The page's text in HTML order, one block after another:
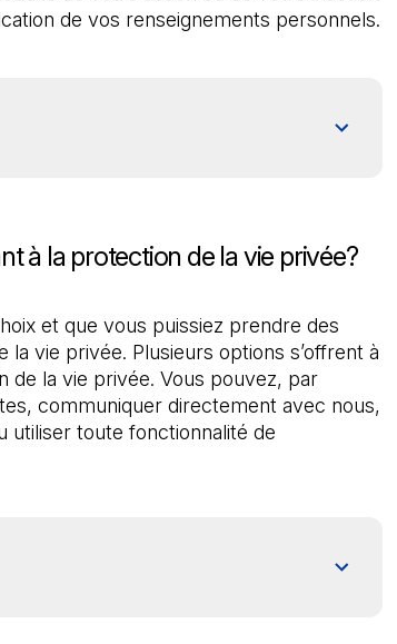
à la protection de la vie privée?
et que vous puissiez prendre des
vie privée. Plusieurs options s’offrent à
la vie privée. Vous pouvez, par
communiquer directement avec nous,
utiliser toute fonctionnalité de